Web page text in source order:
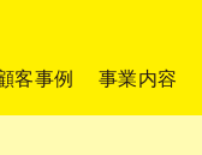
客事例 事業内容